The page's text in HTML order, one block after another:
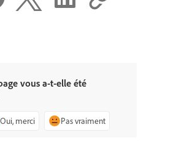
vous a-t-elle été
Oui, merci Pas vraiment